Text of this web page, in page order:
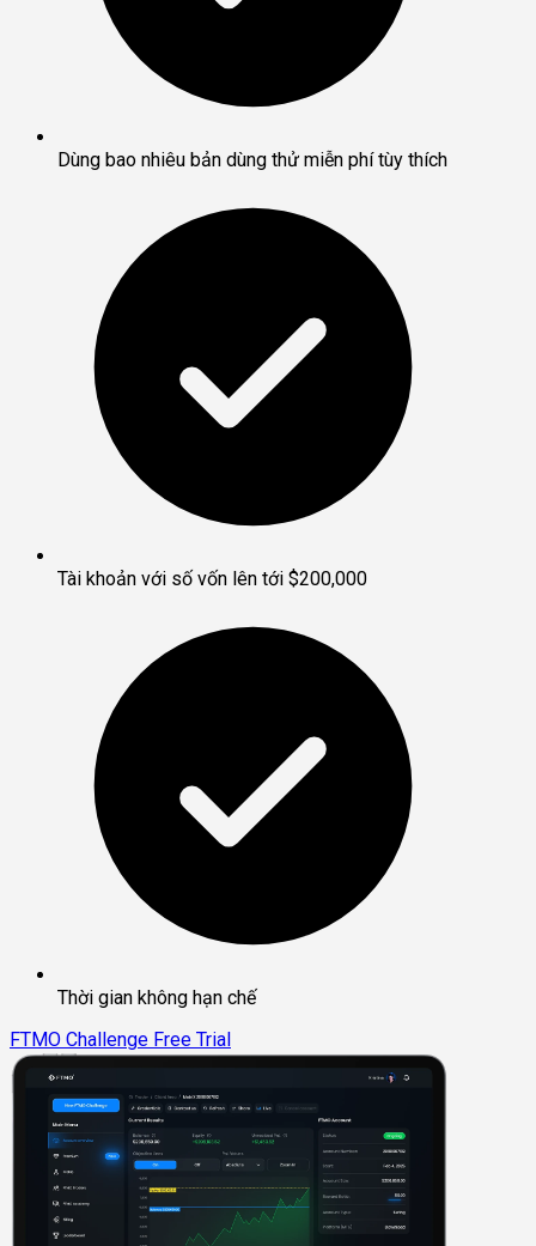
Dùng bao nhiêu bản dùng thử miễn phí tùy thích
Tài khoản với số vốn lên tới $200,000
Thời gian không hạn chế
FTMO Challenge Free Trial